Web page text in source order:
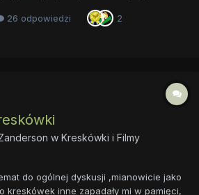
Witajcie. Od dłuższego czasu chodzi
zapomnianego tematu o grach
26 odpowiedzi 2
w Kreskówki i Filmy
do ogólnej dyskusji ,mianowicie jako
kreskówek inne zapadały mi w pamięci,